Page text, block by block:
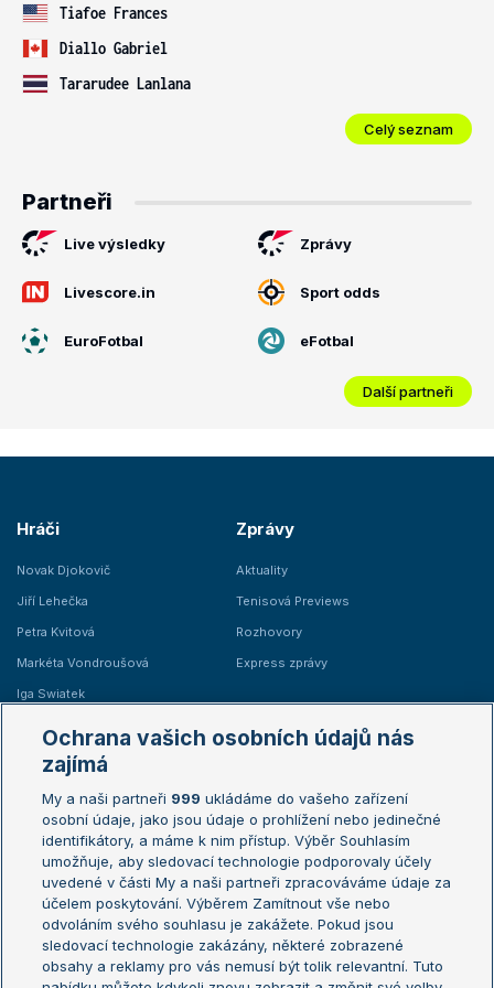
Tiafoe Frances
Diallo Gabriel
Tararudee Lanlana
Celý seznam
Partneři
Live výsledky Zprávy
Livescore.in Sport odds
EuroFotbal eFotbal
Další partneři
Hráči
Novak Djokovič
Jiří Lehečka
Petra Kvitová
Markéta Vondroušová
Iga Swiatek
Zprávy
Aktuality
Tenisová Previews
Rozhovory
Express zprávy
Žebříčky
Žebříček ATP (muži)
Žebříček WTA (ženy)
Sázkařský žebříček
Australian Open
French Open
Wimbledon
US Open
Turnaj mistrů
Turnaj mistryň
Ochrana vašich osobních údajů nás
zajímá
My a naši partneři 999 ukládáme do vašeho zařízení
osobní údaje, jako jsou údaje o prohlížení nebo jedinečné
identifikátory, a máme k nim přístup. Výběr Souhlasím
umožňuje, aby sledovací technologie podporovaly účely
uvedené v části My a naši partneři zpracováváme údaje za
účelem poskytování. Výběrem Zamítnout vše nebo
odvoláním svého souhlasu je zakážete. Pokud jsou
sledovací technologie zakázány, některé zobrazené
obsahy a reklamy pro vás nemusí být tolik relevantní. Tuto